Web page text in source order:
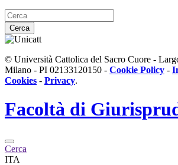
Cerca
© Università Cattolica del Sacro Cuore -
Milano - PI 02133120150 - Cookie Policy -
Cookies - Privacy.
Facoltà di
Cerca
ITA